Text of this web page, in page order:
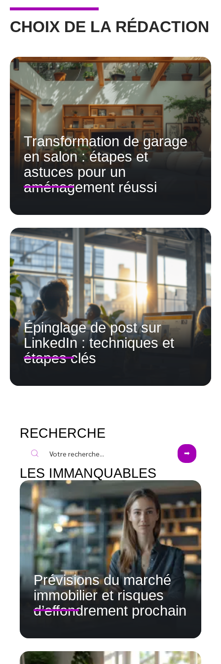
CHOIX DE LA RÉDACTION
Transformation de garage
en salon : étapes et
astuces pour un
aménagement réussi
Épinglage de post sur
LinkedIn : techniques et
étapes clés
RECHERCHE
LES IMMANQUABLES
Prévisions du marché
immobilier et risques
d’effondrement prochain